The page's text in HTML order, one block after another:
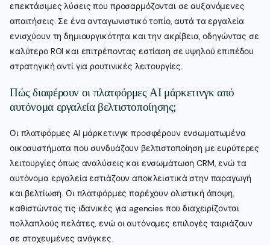
επεκτάσιμες λύσεις που προσαρμόζονται σε αυξανόμενες
απαιτήσεις. Σε ένα ανταγωνιστικό τοπίο, αυτά τα εργαλεία
ενισχύουν τη δημιουργικότητα και την ακρίβεια, οδηγώντας σε
καλύτερο ROI και επιτρέποντας εστίαση σε υψηλού επιπέδου
στρατηγική αντί για ρουτινικές λειτουργίες.
Πώς διαφέρουν οι πλατφόρμες AI μάρκετινγκ από
αυτόνομα εργαλεία βελτιστοποίησης;
Οι πλατφόρμες AI μάρκετινγκ προσφέρουν ενσωματωμένα
οικοσυστήματα που συνδυάζουν βελτιστοποίηση με ευρύτερες
λειτουργίες όπως αναλύσεις και ενσωμάτωση CRM, ενώ τα
αυτόνομα εργαλεία εστιάζουν αποκλειστικά στην παραγωγή
και βελτίωση. Οι πλατφόρμες παρέχουν ολιστική άποψη,
καθιστώντας τις ιδανικές για agencies που διαχειρίζονται
πολλαπλούς πελάτες, ενώ οι αυτόνομες επιλογές ταιριάζουν
σε στοχευμένες ανάγκες.